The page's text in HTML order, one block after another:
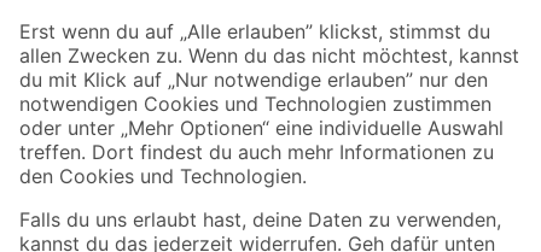
Sicher einkaufen
Jetzt die toom-App herunterladen